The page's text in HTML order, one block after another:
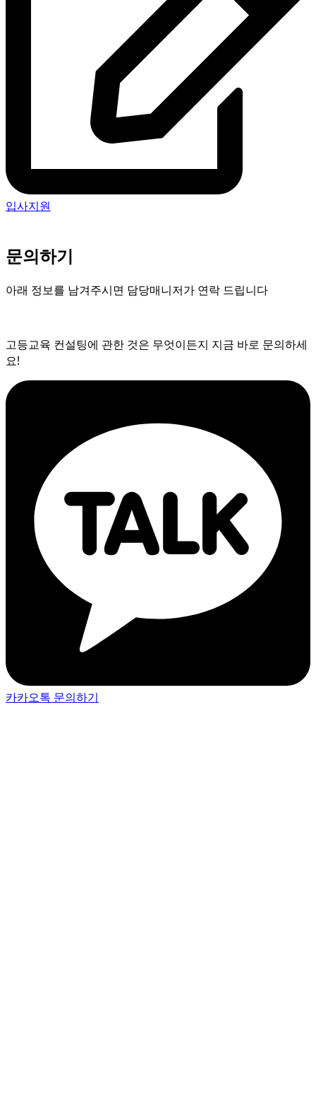
입사지원
문의하기
아래 정보를 남겨주시면 담당매니저가 연락 드립니다
고등교육 컨설팅에 관한 것은 무엇이든지 지금 바로 문의하세
요!
카카오톡 문의하기